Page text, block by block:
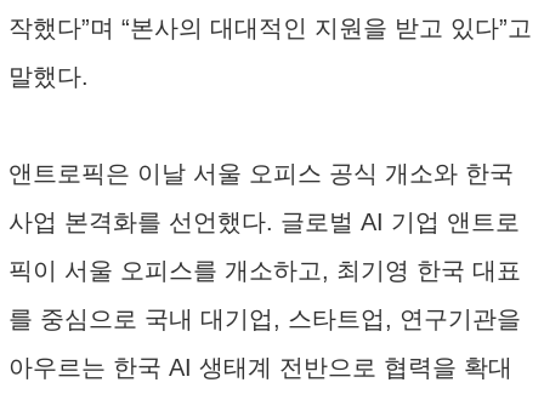
작했다”며 “본사의 대대적인 지원을 받고 있다”고
말했다.
앤트로픽은 이날 서울 오피스 공식 개소와 한국
사업 본격화를 선언했다. 글로벌 AI 기업 앤트로
픽이 서울 오피스를 개소하고, 최기영 한국 대표
를 중심으로 국내 대기업, 스타트업, 연구기관을
아우르는 한국 AI 생태계 전반으로 협력을 확대